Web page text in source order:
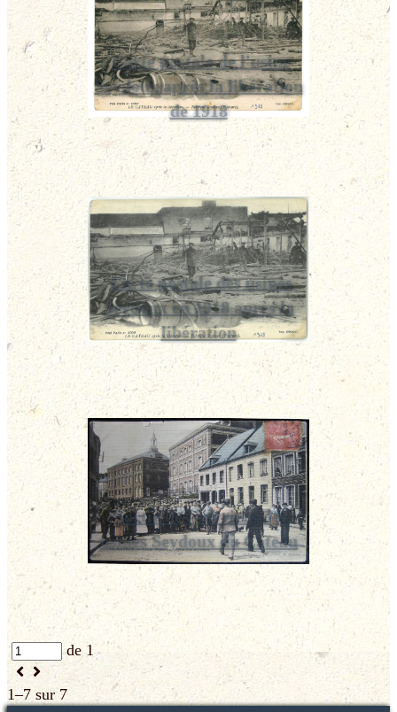
Carte postale de l'usine
Seydoux après la libération
de 1918
Carte postale des usines
Seydoux en 1918 après la
libération
Sortie des ouvriers des
usines Seydoux du Cateau
de 1
1–7 sur 7